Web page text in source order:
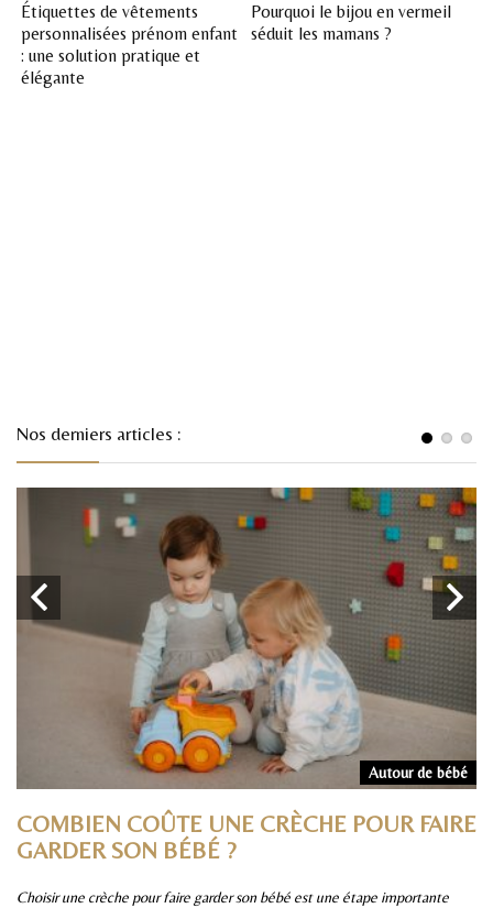
Étiquettes de vêtements
personnalisées prénom enfant
: une solution pratique et
élégante
Pourquoi le bijou en vermeil
séduit les mamans ?
Nos derniers articles :
Autour de bébé
COMBIEN COÛTE UNE CRÈCHE POUR FAIRE
GARDER SON BÉBÉ ?
Choisir une crèche pour faire garder son bébé est une étape importante